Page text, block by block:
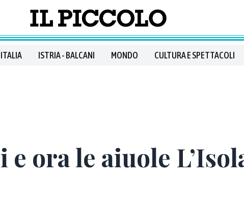
ITALIA ISTRIA - BALCANI MONDO CULTURA E SPETTACOLI
ora le aiuole